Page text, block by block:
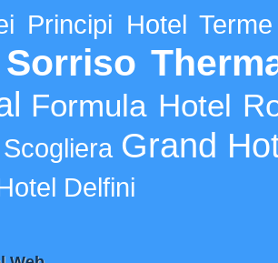
Principi Hotel
Formula Hotel
Grand
Delfini